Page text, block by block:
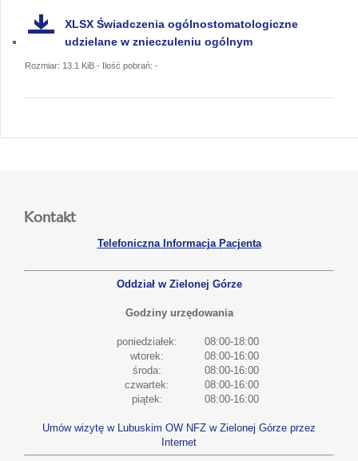
XLSX Świadczenia ogólnostomatologiczne
udzielane w znieczuleniu ogólnym
Rozmiar: 13.1 KiB - Ilość pobrań: -
Kontakt
Telefoniczna Informacja Pacjenta
Oddział w Zielonej Górze
Godziny urzędowania
poniedziałek:
08:00-18:00
wtorek:
08:00-16:00
środa:
08:00-16:00
czwartek:
08:00-16:00
piątek:
08:00-16:00
Umów wizytę w Lubuskim OW NFZ w Zielonej Górze przez
Internet